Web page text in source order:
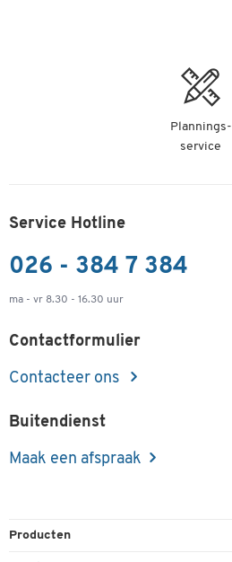
Plannings-
service
Service Hotline
026 - 384 7 384
ma - vr 8.30 - 16.30 uur
Contactformulier
Contacteer ons
Buitendienst
Maak een afspraak
Producten